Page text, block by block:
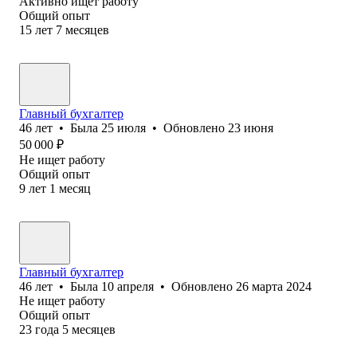
Общий опыт
15 лет 7 месяцев
Главный бухгалтер
46 лет • Была 25 июля • Обновлено 23 июня
50 000 ₽
Не ищет работу
Общий опыт
9 лет 1 месяц
Главный бухгалтер
46 лет • Была 10 апреля • Обновлено 26 марта 2024
Не ищет работу
Общий опыт
23 года 5 месяцев